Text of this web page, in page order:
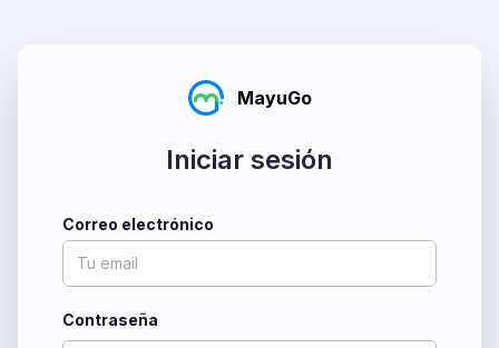
MayuGo
Iniciar sesión
Correo electrónico
Contraseña